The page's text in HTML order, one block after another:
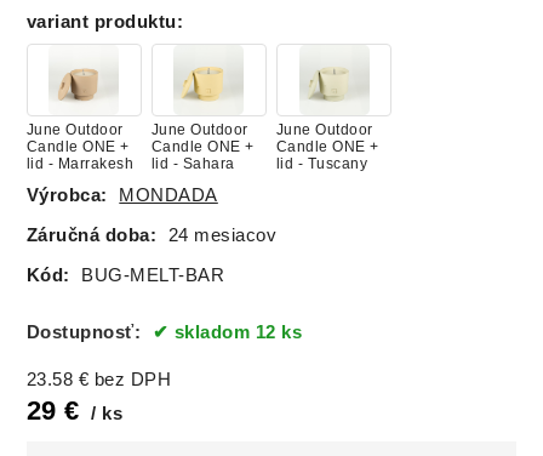
variant produktu:
June Outdoor
Candle ONE +
lid - Marrakesh
June Outdoor
Candle ONE +
lid - Sahara
June Outdoor
Candle ONE +
lid - Tuscany
Výrobca: MONDADA
Záručná doba: 24 mesiacov
Kód: BUG-MELT-BAR
Dostupnosť: skladom 12 ks
23.58 € bez DPH
29 € ks